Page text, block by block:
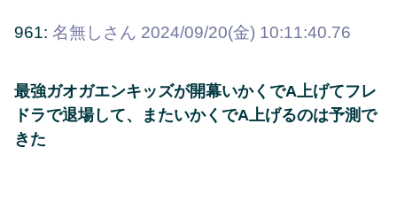
961: 名無しさん 2024/09/20(金) 10:11:40.76
最強ガオガエンキッズが開幕いかくでA上げてフレ
ドラで退場して、またいかくでA上げるのは予測で
きた